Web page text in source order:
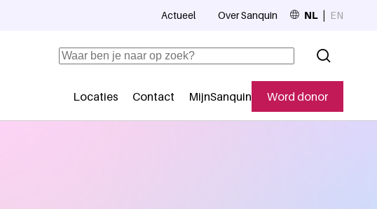
Secundaire navigatie
Locaties Contact MijnSanquin Word donor
Actueel Over Sanquin NL EN
Zoeken